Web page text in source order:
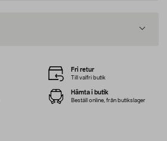
Fri retur
Till valfri butik
Hämta i butik
Beställ online, från butikslager